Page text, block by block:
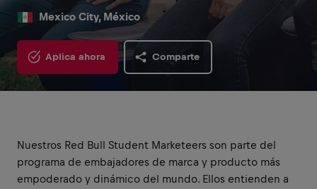
Mexico City, México
Aplica ahora Comparte
Nuestros Red Bull Student Marketeers son parte del
programa de embajadores de marca y producto más
empoderado y dinámico del mundo. Ellos entienden a